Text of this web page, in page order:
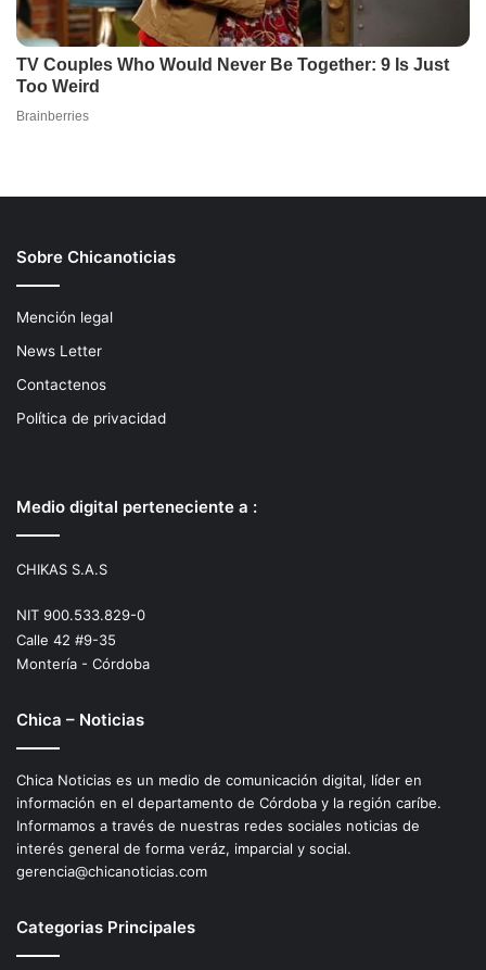
Sobre Chicanoticias
Mención legal
News Letter
Contactenos
Política de privacidad
Medio digital perteneciente a :
CHIKAS S.A.S
NIT 900.533.829-0
Calle 42 #9-35
Montería - Córdoba
Chica – Noticias
Chica Noticias es un medio de comunicación digital, líder en
información en el departamento de Córdoba y la región caríbe.
Informamos a través de nuestras redes sociales noticias de
interés general de forma veráz, imparcial y social.
gerencia@chicanoticias.com
Categorias Principales